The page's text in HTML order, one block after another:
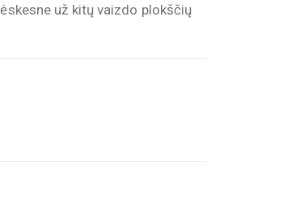
už kitų vaizdo plokščių